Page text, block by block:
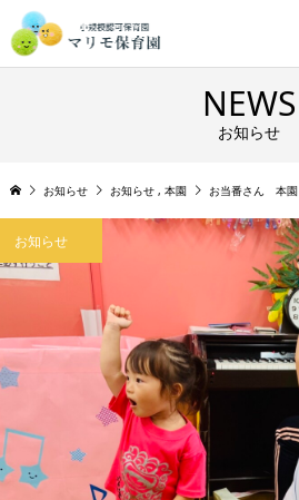
NEWS
お知らせ
お知らせ お知らせ , 本園 お当番さん 本園
お知らせ